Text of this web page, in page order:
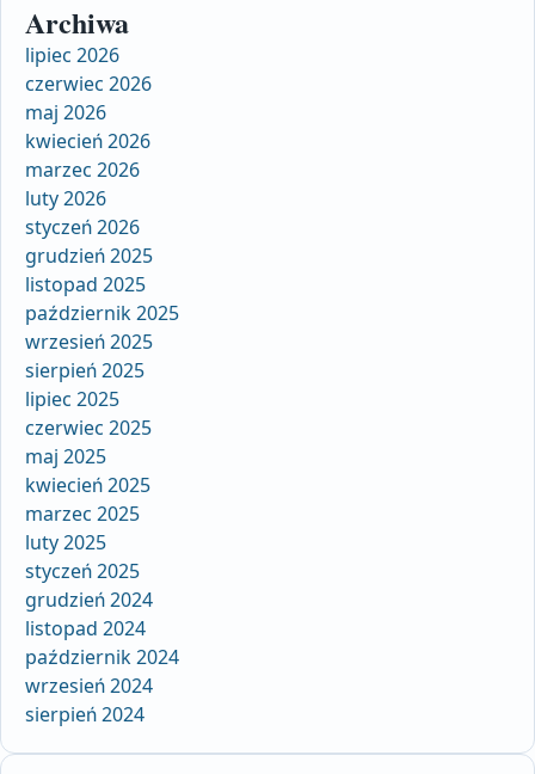
Archiwa
lipiec 2026
czerwiec 2026
maj 2026
kwiecień 2026
marzec 2026
luty 2026
styczeń 2026
grudzień 2025
listopad 2025
październik 2025
wrzesień 2025
sierpień 2025
lipiec 2025
czerwiec 2025
maj 2025
kwiecień 2025
marzec 2025
luty 2025
styczeń 2025
grudzień 2024
listopad 2024
październik 2024
wrzesień 2024
sierpień 2024